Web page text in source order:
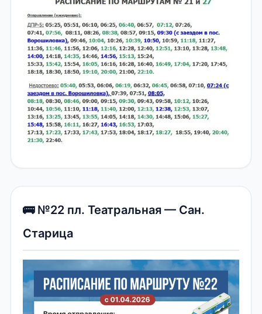
🚌 №22 пл. Театральная — Сан.
Старица